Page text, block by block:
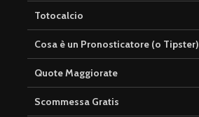
Totocalcio
Cosa è un Pronosticatore (o Tipster)
Quote Maggiorate
Scommessa Gratis